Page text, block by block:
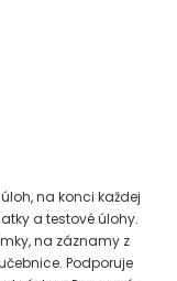
na konci každej
a testové úlohy.
na záznamy z
Podporuje